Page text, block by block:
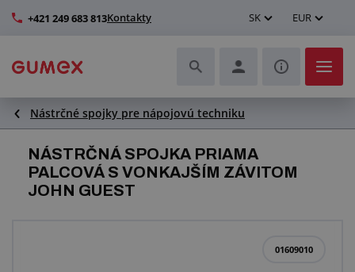
+421 249 683 813Kontakty SK EUR
Hadice a ich kompletizácia
Profily a výroba tesnení
Technické plasty
Nástrčné spojky pre nápojovú techniku
NÁSTRČNÁ SPOJKA PRIAMA
PALCOVÁ S VONKAJŠÍM ZÁVITOM
JOHN GUEST
01609010